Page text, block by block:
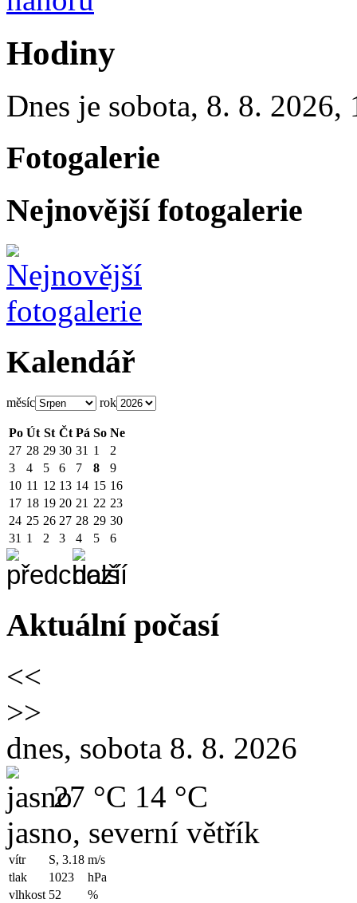
Hodiny
Dnes je sobota, 8. 8. 2026,
Fotogalerie
Nejnovější fotogalerie
Kalendář
měsíc rok
Po Út St Čt Pá So Ne
27 28 29 30 31 1
2
3
4 5 6 7 8
9
10 11 12 13 14 15 16
17 18 19 20 21 22 23
24 25 26 27 28 29 30
31 1 2 3 4 5 6
Aktuální počasí
<<
>>
dnes, sobota 8. 8. 2026
27 °C 14 °C
jasno, severní větřík
vítr S, 3.18 m/s
tlak
1023
hPa
vlhkost 52 %